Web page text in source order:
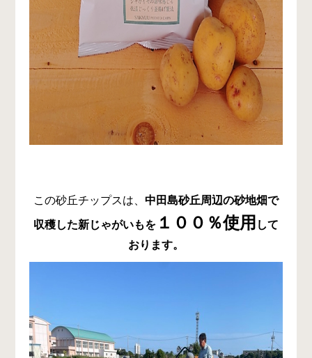
この砂丘チップスは、 中田島砂丘周辺の砂地畑で
収穫した新じゃがいもを １００％使用 して
おります。